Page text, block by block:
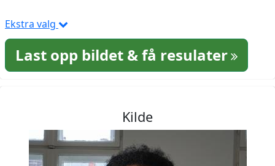
Ekstra valg
Last opp bildet & få resulater
Kilde